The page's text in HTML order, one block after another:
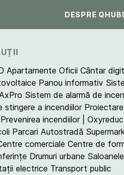
DESPRE QHUB
Apartamente Oficii Cântar
Panou informativ
Sistem de alarmă de
stingere a incendiilor
Prevenirea incendiilor |
Parcari Autostradă
comerciale Centre de
Drumuri urbane Saloanele
electrice Transport public